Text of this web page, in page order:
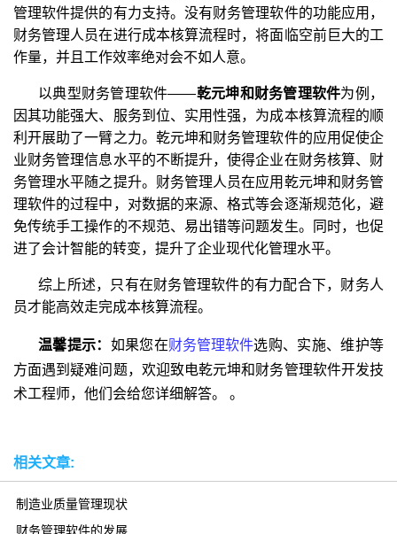
管理软件提供的有力支持。没有财务管理软件的功能应用，
财务管理人员在进行成本核算流程时，将面临空前巨大的工
作量，并且工作效率绝对会不如人意。
以典型财务管理软件——乾元坤和财务管理软件为例，
因其功能强大、服务到位、实用性强，为成本核算流程的顺
利开展助了一臂之力。乾元坤和财务管理软件的应用促使企
业财务管理信息水平的不断提升，使得企业在财务核算、财
务管理水平随之提升。财务管理人员在应用乾元坤和财务管
理软件的过程中，对数据的来源、格式等会逐渐规范化，避
免传统手工操作的不规范、易出错等问题发生。同时，也促
进了会计智能的转变，提升了企业现代化管理水平。
综上所述，只有在财务管理软件的有力配合下，财务人
员才能高效走完成本核算流程。
温馨提示： 如果您在财务管理软件选购、实施、维护等
方面遇到疑难问题，欢迎致电乾元坤和财务管理软件开发技
术工程师，他们会给您详细解答。
。
相关文章:
制造业质量管理现状
财务管理软件的发展